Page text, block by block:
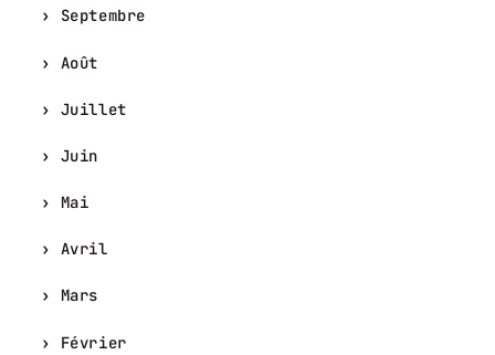
Septembre
Août
Juillet
Juin
Mai
Avril
Mars
Février